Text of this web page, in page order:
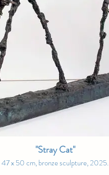
"Stray Cat"
47 x 50 cm, bronze sculpture, 2025.